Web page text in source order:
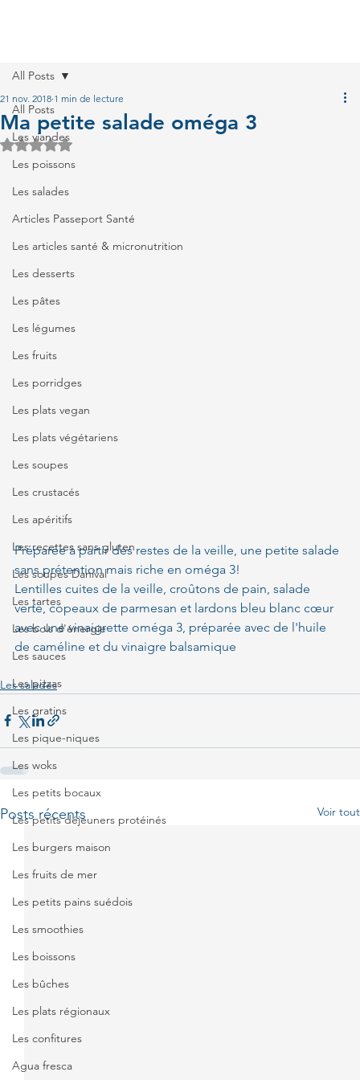
All Posts
Les viandes
Les poissons
Les salades
Articles Passeport Santé
Les articles santé & micronutrition
Les desserts
Les pâtes
Les légumes
Les fruits
Les porridges
Les plats vegan
Les plats végétariens
Les soupes
Les crustacés
Les apéritifs
Les recettes sans gluten
Les soupes Danival
Les tartes
Les bols d'énergie
Les sauces
Les pizzas
Les gratins
Les pique-niques
Les woks
Les petits bocaux
Les petits déjeuners protéinés
Les burgers maison
Les fruits de mer
Les petits pains suédois
Les smoothies
Les boissons
Les bûches
Les plats régionaux
Les confitures
Agua fresca
All Posts
Ma petite salade oméga 3
21 nov. 2018 1 min de lecture
Noté NaN étoiles sur 5.
Préparée à partir des restes de la veille, une petite salade
sans prétention mais riche en oméga 3!
Lentilles cuites de la veille, croûtons de pain, salade
verte, copeaux de parmesan et lardons bleu blanc cœur
avec une vinaigrette oméga 3, préparée avec de l'huile
de caméline et du vinaigre balsamique
Les salades
Posts récents Voir tout